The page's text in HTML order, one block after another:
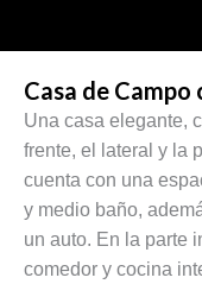
Casa de
Una casa elegante,
frente, el lateral y la
cuenta con una
y medio baño,
un auto. En la parte
comedor y cocina